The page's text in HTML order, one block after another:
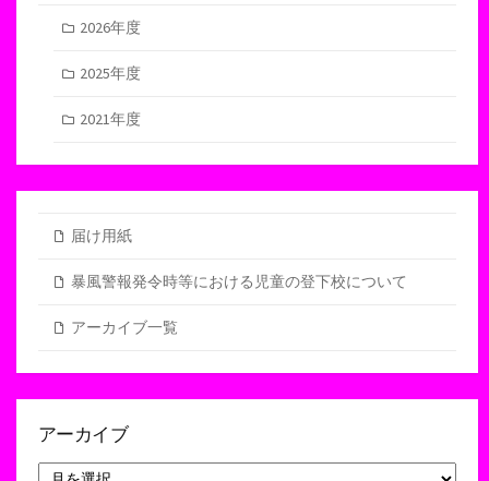
2026年度
2025年度
2021年度
届け用紙
暴風警報発令時等における児童の登下校について
アーカイブ一覧
アーカイブ